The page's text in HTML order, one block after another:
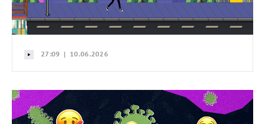
27:09 | 10.06.2026